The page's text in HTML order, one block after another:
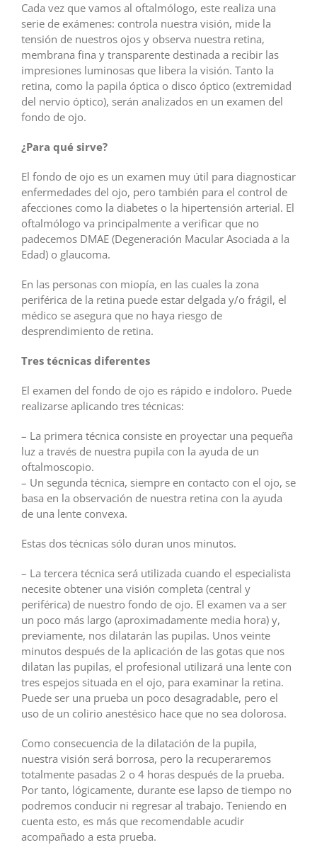
Cada vez que vamos al oftalmólogo, este realiza una
serie de exámenes: controla nuestra visión, mide la
tensión de nuestros ojos y observa nuestra retina,
membrana fina y transparente destinada a recibir las
impresiones luminosas que libera la visión. Tanto la
retina, como la papila óptica o disco óptico (extremidad
del nervio óptico), serán analizados en un examen del
fondo de ojo.
¿Para qué sirve?
El fondo de ojo es un examen muy útil para diagnosticar
enfermedades del ojo, pero también para el control de
afecciones como la diabetes o la hipertensión arterial. El
oftalmólogo va principalmente a verificar que no
padecemos DMAE (Degeneración Macular Asociada a la
Edad) o glaucoma.
En las personas con miopía, en las cuales la zona
periférica de la retina puede estar delgada y/o frágil, el
médico se asegura que no haya riesgo de
desprendimiento de retina.
Tres técnicas diferentes
El examen del fondo de ojo es rápido e indoloro. Puede
realizarse aplicando tres técnicas:
– La primera técnica consiste en proyectar una pequeña
luz a través de nuestra pupila con la ayuda de un
oftalmoscopio.
– Un segunda técnica, siempre en contacto con el ojo, se
basa en la observación de nuestra retina con la ayuda
de una lente convexa.
Estas dos técnicas sólo duran unos minutos.
– La tercera técnica será utilizada cuando el especialista
necesite obtener una visión completa (central y
periférica) de nuestro fondo de ojo. El examen va a ser
un poco más largo (aproximadamente media hora) y,
previamente, nos dilatarán las pupilas. Unos veinte
minutos después de la aplicación de las gotas que nos
dilatan las pupilas, el profesional utilizará una lente con
tres espejos situada en el ojo, para examinar la retina.
Puede ser una prueba un poco desagradable, pero el
uso de un colirio anestésico hace que no sea dolorosa.
Como consecuencia de la dilatación de la pupila,
nuestra visión será borrosa, pero la recuperaremos
totalmente pasadas 2 o 4 horas después de la prueba.
Por tanto, lógicamente, durante ese lapso de tiempo no
podremos conducir ni regresar al trabajo. Teniendo en
cuenta esto, es más que recomendable acudir
acompañado a esta prueba.